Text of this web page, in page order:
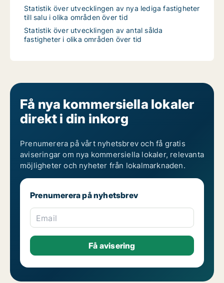
Statistik över utvecklingen av nya lediga fastigheter
till salu i olika områden över tid
Statistik över utvecklingen av antal sålda
fastigheter i olika områden över tid
Få nya kommersiella lokaler
direkt i din inkorg
Prenumerera på vårt nyhetsbrev och få gratis
aviseringar om nya kommersiella lokaler, relevanta
möjligheter och nyheter från lokalmarknaden.
Prenumerera på nyhetsbrev
Email